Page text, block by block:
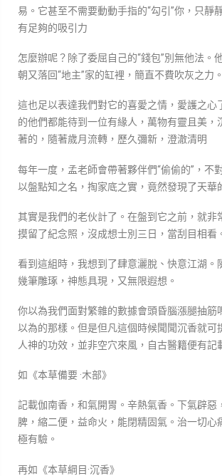
易。它甚至不需要動動手指的“勾引”你，只靜
有足夠的吸引力
怎麼辦呢？除了委屈自己的“錢包”別無他法。
朝又落回“地主”家的缸裡，簡直不費吹灰之力。
這也足以表達我們對它的喜愛之情，愛護之心
的他們都能待到一位有緣人，萬物有靈且美，
著的，隨著歲月流轉，歷久彌新，澄澈清明
每年一度，孟老師會帶著夥伴們“偷偷的”，不
以盤點知之名，掏家底之實，竟然發現了天華
其實是我們的老伙計了。在盤到它之前，就非
摸留了紀念照，沒成想士別三日，當刮目相看
看到這組時，我想到了肆意灑脫、快意江湖。
幾筆雕琢，神態具現，又無限遐想。
你以為我們面對繁雜的數據會頭昏腦漲腿抽筋
以為的那樣。但是但凡這個時候聞聞沉香就可
人神的功效，並非空穴來風，自古醫籍便有記
如《本草備要 ·木部》
記載伽南香，和氣開胃。辛熱氣香。下氣辟惡
脾，縮二便，益命火，能閉精固氣。治一切心
極有驗。
再如《本草綱目·沉香》